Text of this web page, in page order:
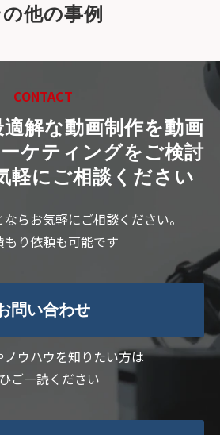
他の事例
CONTACT
解な動画制作を動画
ケティングをご検討
軽にご相談ください
らお気軽にご相談ください。
もり依頼も可能です
問い合わせ
ノウハウを知りたい方は
ご一読ください